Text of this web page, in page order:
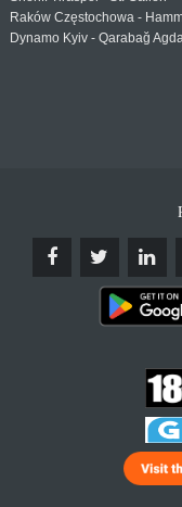
Raków Częstochowa -
Dynamo Kyiv - Qarabağ